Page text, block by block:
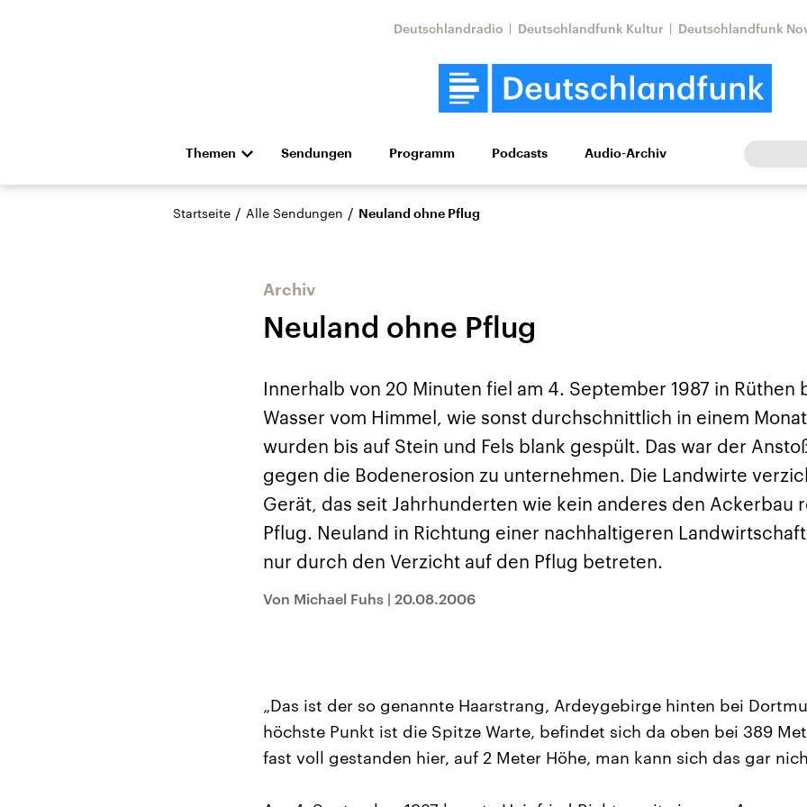
Deutschlandradio Deutschlandfunk Kultur Deutschlandfunk
Themen
Die Nachrichten Politik Wirtschaft Wissen Kultur Europa
Hörspiel und Feature Musik
Anhalt 2026
Sachsen-Anhalt wählt
einen neuen Landtag.
Bundesland von einer
und FDP regiert.-
Wahlprogramme,
Hintergründe zu den
der anstehenden Wahl.
Aktuelle Beiträge,
Hintergründe
militärisch gehören die
den mächtigsten
großem Einfluss auf das
Aktuelle Lage und
Der Überfall der
Terrororganisation
auf Israel hat in der
Gewalt entfacht. Israel
zerstören. Diese wird wie
vom Iran unterstützt.
Aktuelle Lage und
Der Iran – seit der
1979 auch
von einem
regierter Staat im
zu Israel und zu den
Sendungen Programm Podcasts Audio-Archiv
Startseite / Alle Sendungen / Neuland ohne Pflug
Archiv
Neuland ohne Pflug
Innerhalb von 20 Minuten fiel am 4. September 1987 in Rüthen
Wasser vom Himmel, wie sonst durchschnittlich in einem
wurden bis auf Stein und Fels blank gespült. Das war der
gegen die Bodenerosion zu unternehmen. Die Landwirte
Gerät, das seit Jahrhunderten wie kein anderes den Ackerbau
Pflug. Neuland in Richtung einer nachhaltigeren
nur durch den Verzicht auf den Pflug betreten.
Von Michael Fuhs | 20.08.2006
„Das ist der so genannte Haarstrang, Ardeygebirge hinten bei
höchste Punkt ist die Spitze Warte, befindet sich da oben bei 389
fast voll gestanden hier, auf 2 Meter Höhe, man kann sich das gar